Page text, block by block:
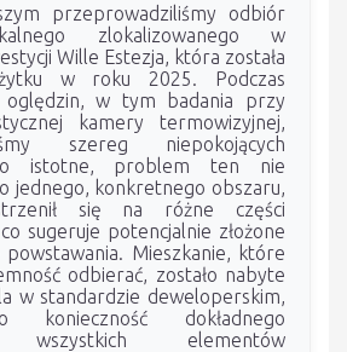
przeprowadziliśmy odbiór
zlokalizowanego w
Wille Estezja, która została
w roku 2025. Podczas
oględzin, w tym badania przy
kamery termowizyjnej,
szereg niepokojących
istotne, problem ten nie
jednego, konkretnego obszaru,
się na różne części
sugeruje potencjalnie złożone
Mieszkanie, które
odbierać, zostało nabyte
w standardzie deweloperskim,
konieczność dokładnego
wszystkich elementów